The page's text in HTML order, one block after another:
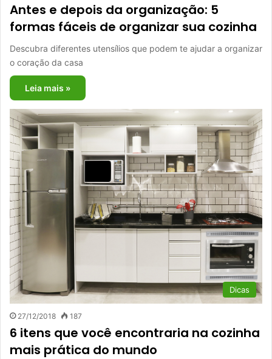
Antes e depois da organização: 5
formas fáceis de organizar sua cozinha
Descubra diferentes utensílios que podem te ajudar a organizar
o coração da casa
Leia mais »
Dicas
27/12/2018 187
6 itens que você encontraria na cozinha
mais prática do mundo